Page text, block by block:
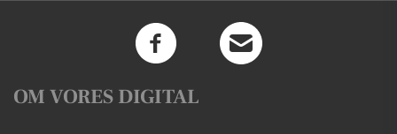
OM VORES DIGITAL